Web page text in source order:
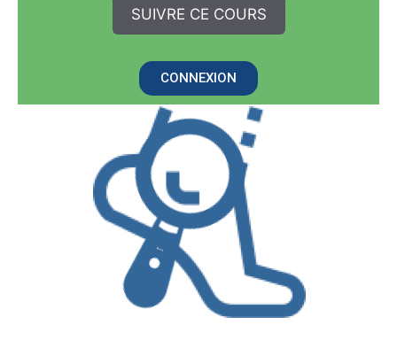
SUIVRE CE COURS
CONNEXION